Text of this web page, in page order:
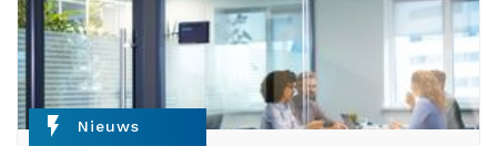
flash_on Nieuws